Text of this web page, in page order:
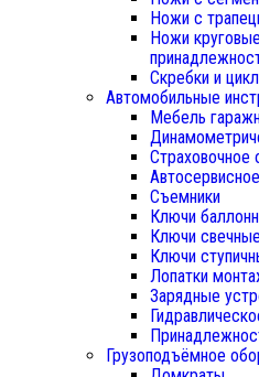
Ножи с
Ножи
Скребки и
Автомобильные
Мебель
Страховочное
Съемники
Ключи
Ключи свечные
Ключи
Лопатки
Зарядные
Грузоподъёмное